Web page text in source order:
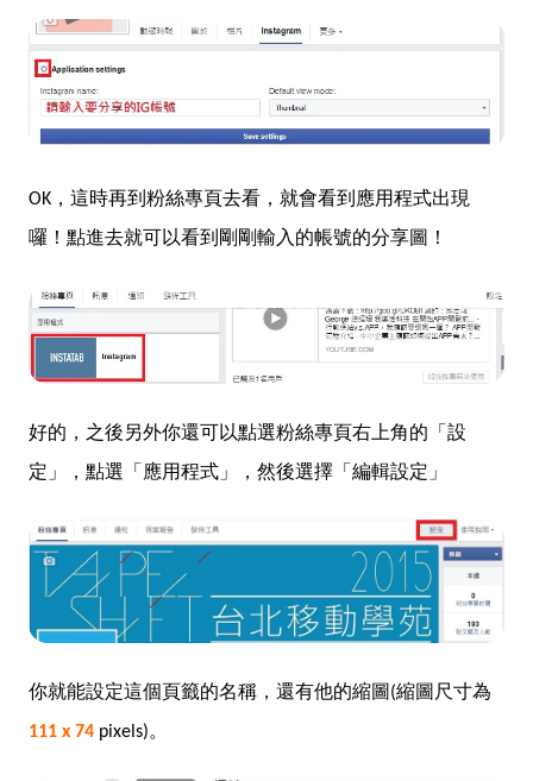
OK，這時再到粉絲專頁去看，就會看到應用程式出現
囉！點進去就可以看到剛剛輸入的帳號的分享圖！
好的，之後另外你還可以點選粉絲專頁右上角的「設
定」，點選「應用程式」，然後選擇「編輯設定」
你就能設定這個頁籤的名稱，還有他的縮圖(縮圖尺寸為
111 x 74 pixels)。